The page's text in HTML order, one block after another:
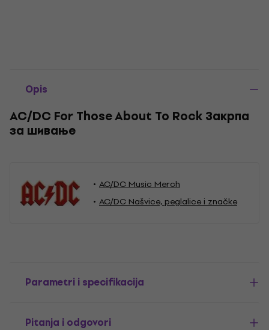
Opis
AC/DC For Those About To Rock Закрпа
за шивање
AC/DC Music Merch
AC/DC Našvice, peglalice i značke
Parametri i specifikacija
Pitanja i odgovori